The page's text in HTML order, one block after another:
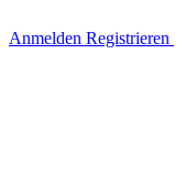
Anmelden Registrieren